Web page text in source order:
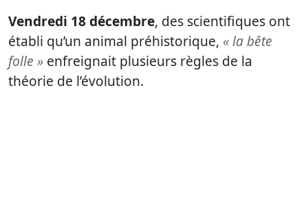
Vendredi 18 décembre, des scientifiques ont
établi qu’un animal préhistorique, « la bête
folle » enfreignait plusieurs règles de la
théorie de l’évolution.